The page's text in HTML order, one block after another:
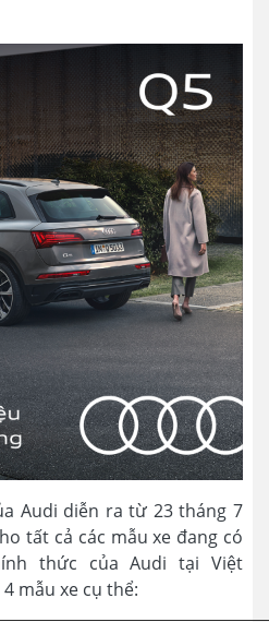
Audi diễn ra từ 23 tháng 7
tất cả các mẫu xe đang có
thức của Audi tại Việt
mẫu xe cụ thể: